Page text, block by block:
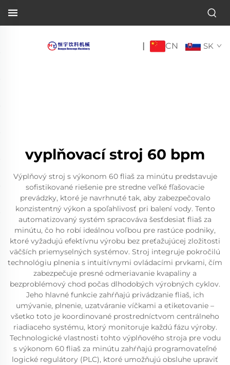
| CN SK
vyplňovací stroj 60 bpm
Výplňový stroj s výkonom 60 fliaš za minútu predstavuje
sofistikované riešenie pre stredne veľké fľašovacie
prevádzky, ktoré je navrhnuté tak, aby zabezpečovalo
konzistentný výkon a spoľahlivosť pri balení vody. Tento
automatizovaný systém spracováva šesťdesiat fliaš za
minútu, čo ho robí ideálnou voľbou pre rastúce podniky,
ktoré vyžadujú efektívnu výrobu bez preťažujúcej zložitosti
väčších priemyselných systémov. Stroj integruje pokročilú
technológiu plnenia s intuitívnymi ovládacími prvkami, čím
zabezpečuje presné odmeriavanie kvapaliny a
bezproblémový chod počas dlhodobých výrobných cyklov.
Jeho hlavné funkcie zahŕňajú privádzanie fliaš, ich
umývanie, plnenie, uzatváranie víčkami a etiketovanie –
všetko toto je koordinované prostredníctvom centrálneho
riadiaceho systému, ktorý monitoruje každú fázu výroby.
Technologické vlastnosti tohto výplňového stroja pre vodu
s výkonom 60 fliaš za minútu zahŕňajú programovateľné
logické regulátory (PLC), ktoré umožňujú obsluhe upraviť